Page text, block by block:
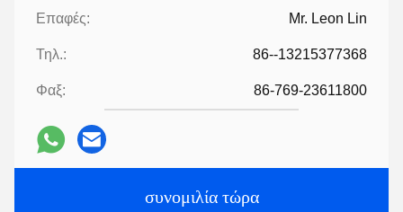
Επαφές: Mr. Leon Lin
Τηλ.: 86--13215377368
Φαξ: 86-769-23611800
συνομιλία τώρα